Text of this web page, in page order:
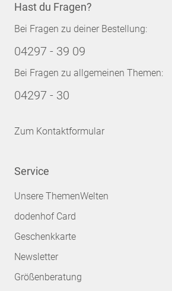
Hast du Fragen?
Bei Fragen zu deiner Bestellung:
04297 - 39 09
Bei Fragen zu allgemeinen Themen:
04297 - 30
Zum Kontaktformular
Service
Unsere ThemenWelten
dodenhof Card
Geschenkkarte
Newsletter
Größenberatung